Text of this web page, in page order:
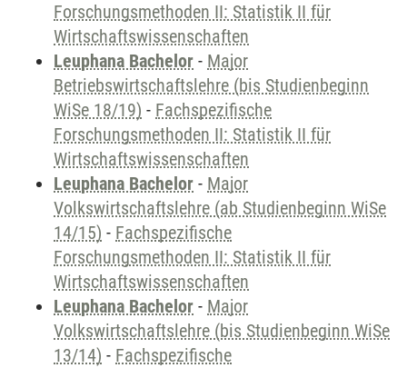
Forschungsmethoden II: Statistik II für
Wirtschaftswissenschaften
Leuphana Bachelor - Major
Betriebswirtschaftslehre (bis Studienbeginn
WiSe 18/19) - Fachspezifische
Forschungsmethoden II: Statistik II für
Wirtschaftswissenschaften
Leuphana Bachelor - Major
Volkswirtschaftslehre (ab Studienbeginn WiSe
14/15) - Fachspezifische
Forschungsmethoden II: Statistik II für
Wirtschaftswissenschaften
Leuphana Bachelor - Major
Volkswirtschaftslehre (bis Studienbeginn WiSe
13/14) - Fachspezifische